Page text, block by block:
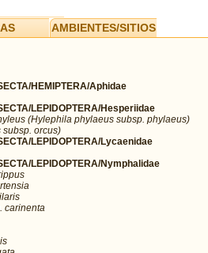
AMBIENTES/SITIOS
HEMIPTERA/Aphidae
LEPIDOPTERA/Hesperiidae
(Hylephila phylaeus subsp. phylaeus)
subsp. orcus)
LEPIDOPTERA/Lycaenidae
LEPIDOPTERA/Nymphalidae
carinenta